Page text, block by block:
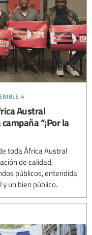
4
Austral
“¡Por la
toda África Austral
de calidad,
públicos, entendida
un bien público.